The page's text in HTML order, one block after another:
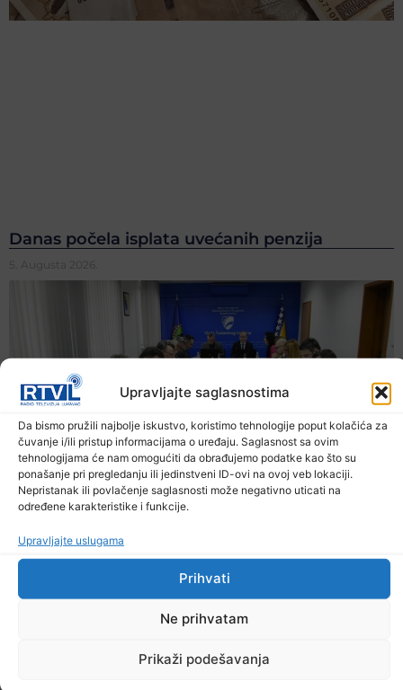
Upravljajte saglasnostima
Da bismo pružili najbolje iskustvo, koristimo tehnologije poput kolačića za
čuvanje i/ili pristup informacijama o uređaju. Saglasnost sa ovim
tehnologijama će nam omogućiti da obrađujemo podatke kao što su
ponašanje pri pregledanju ili jedinstveni ID-ovi na ovoj veb lokaciji.
Nepristanak ili povlačenje saglasnosti može negativno uticati na
određene karakteristike i funkcije.
Upravljajte uslugama
Prihvati
Ne prihvatam
Prikaži podešavanja
Danas počela isplata uvećanih penzija
5. Augusta 2026.